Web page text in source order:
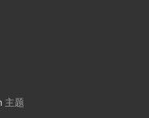
主题